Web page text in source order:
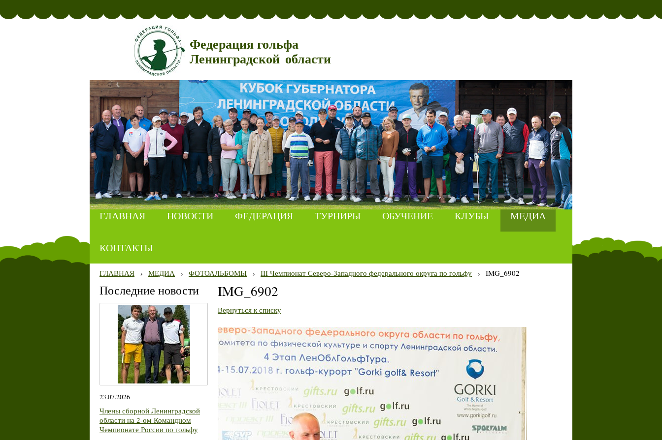
Федерация гольфа
Ленинградской области
ГЛАВНАЯ НОВОСТИ ФЕДЕРАЦИЯ ТУРНИРЫ ОБУЧЕНИЕ КЛУБЫ МЕДИА
КОНТАКТЫ
ГЛАВНАЯ › МЕДИА › ФОТОАЛЬБОМЫ › III Чемпионат Северо-Западного федерального округа по гольфу › IMG_6902
Последние новости
23.07.2026
Члены сборной Ленинградской
области на 2-ом Командном
Чемпионате России по гольфу
IMG_6902
Вернуться к списку